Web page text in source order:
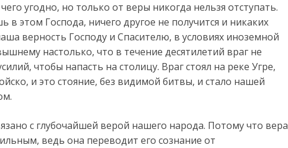
угодно, но только от веры никогда нельзя отступать.
в этом Господа, ничего другое не получится и никаких
верность Господу и Спасителю, в условиях иноземной
настолько, что в течение десятилетий враг не
чтобы напасть на столицу. Враг стоял на реке Угре,
и это стояние, без видимой битвы, и стало нашей
с глубочайшей верой нашего народа. Потому что вера
ведь она переводит его сознание от